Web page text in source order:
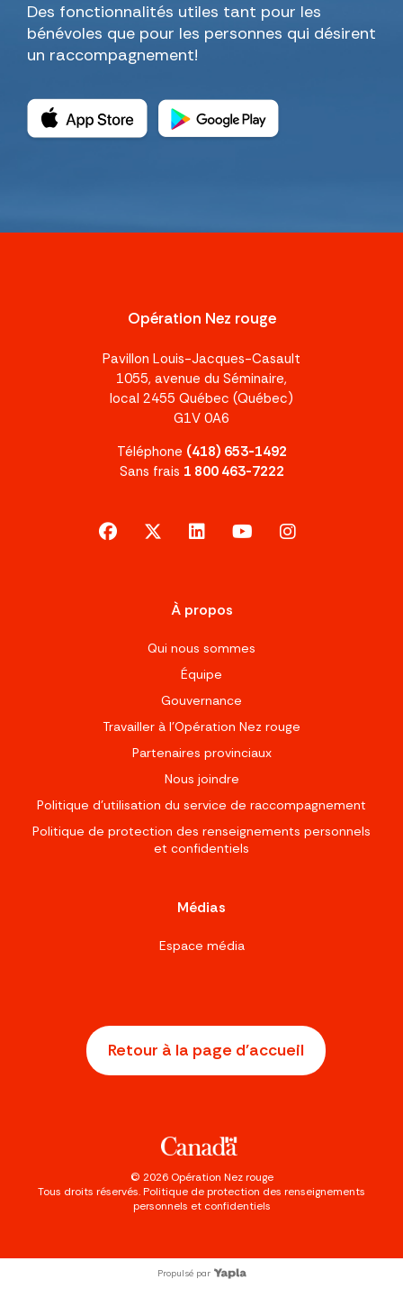
Des fonctionnalités utiles tant pour les
bénévoles que pour les personnes qui désirent
un raccompagnement!
Opération Nez rouge
Pavillon Louis-Jacques-Casault
1055, avenue du Séminaire,
local 2455 Québec (Québec)
G1V 0A6
Téléphone (418) 653-1492
Sans frais 1 800 463-7222
facebookx-twitterlinkedinyoutubeinstagram
À propos
Qui nous sommes
Équipe
Gouvernance
Travailler à l’Opération Nez rouge
Partenaires provinciaux
Nous joindre
Politique d'utilisation du service de raccompagnement
Politique de protection des renseignements personnels
et confidentiels
Médias
Espace média
Retour à la page d'accueil
© 2026Opération Nez rouge
Tous droits réservés.Politique de protection des renseignements
personnels et confidentiels
Propulsé par